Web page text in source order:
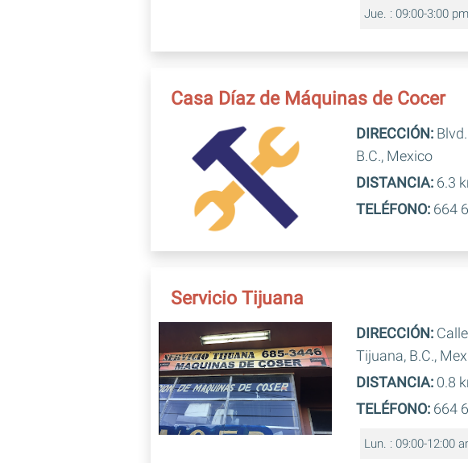
Jue. : 09:00-3:00 pm
Casa Díaz de Máquinas de Cocer
DIRECCIÓN:
B.C., Mexico
DISTANCIA: 6.3
TELÉFONO: 664
Servicio Tijuana
DIRECCIÓN:
Tijuana, B.C.,
DISTANCIA: 0.8
TELÉFONO: 664
Lun. : 09:00-12:00